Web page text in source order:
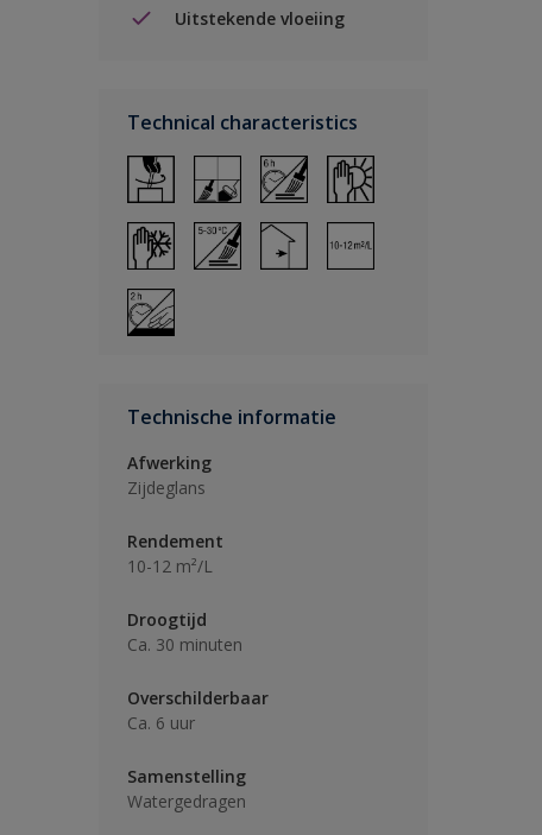
Uitstekende vloeiing
Technical characteristics
Technische informatie
Afwerking
Zijdeglans
Rendement
10-12 m²/L
Droogtijd
Ca. 30 minuten
Overschilderbaar
Ca. 6 uur
Samenstelling
Watergedragen